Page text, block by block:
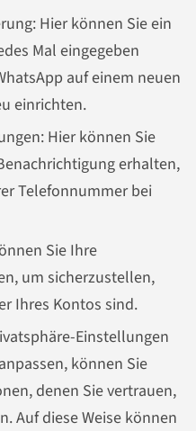
Hier können Sie ein
Mal eingegeben
auf einem neuen
einrichten.
Hier können Sie
erhalten,
Telefonnummer bei
Sie Ihre
um sicherzustellen,
Ihres Kontos sind.
Einstellungen
können Sie
denen Sie vertrauen,
Auf diese Weise können